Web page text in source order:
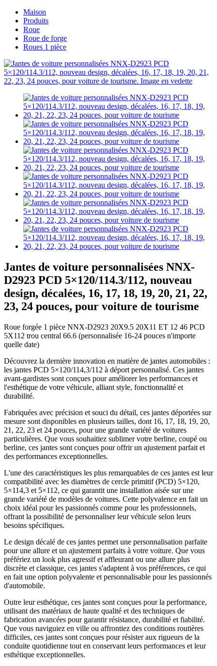
Maison
Produits
Roue
Roue de forge
Roues 1 pièce
Jantes de voiture personnalisées NNX-
D2923 PCD 5×120/114.3/112, nouveau
design, décalées, 16, 17, 18, 19, 20, 21, 22,
23, 24 pouces, pour voiture de tourisme
Roue forgée 1 pièce NNX-D2923 20X9.5 20X11 ET 12 46 PCD
5X112 trou central 66.6 (personnalisée 16-24 pouces n'importe
quelle date)
Découvrez la dernière innovation en matière de jantes automobiles :
les jantes PCD 5×120/114,3/112 à déport personnalisé. Ces jantes
avant-gardistes sont conçues pour améliorer les performances et
l'esthétique de votre véhicule, alliant style, fonctionnalité et
durabilité.
Fabriquées avec précision et souci du détail, ces jantes déportées sur
mesure sont disponibles en plusieurs tailles, dont 16, 17, 18, 19, 20,
21, 22, 23 et 24 pouces, pour une grande variété de voitures
particulières. Que vous souhaitiez sublimer votre berline, coupé ou
berline, ces jantes sont conçues pour offrir un ajustement parfait et
des performances exceptionnelles.
L'une des caractéristiques les plus remarquables de ces jantes est leur
compatibilité avec les diamètres de cercle primitif (PCD) 5×120,
5×114,3 et 5×112, ce qui garantit une installation aisée sur une
grande variété de modèles de voitures. Cette polyvalence en fait un
choix idéal pour les passionnés comme pour les professionnels,
offrant la possibilité de personnaliser leur véhicule selon leurs
besoins spécifiques.
Le design décalé de ces jantes permet une personnalisation parfaite
pour une allure et un ajustement parfaits à votre voiture. Que vous
préfériez un look plus agressif et affleurant ou une allure plus
discrète et classique, ces jantes s'adaptent à vos préférences, ce qui
en fait une option polyvalente et personnalisable pour les passionnés
d'automobile.
Outre leur esthétique, ces jantes sont conçues pour la performance,
utilisant des matériaux de haute qualité et des techniques de
fabrication avancées pour garantir résistance, durabilité et fiabilité.
Que vous naviguiez en ville ou affrontiez des conditions routières
difficiles, ces jantes sont conçues pour résister aux rigueurs de la
conduite quotidienne tout en conservant leurs performances et leur
esthétique exceptionnelles.